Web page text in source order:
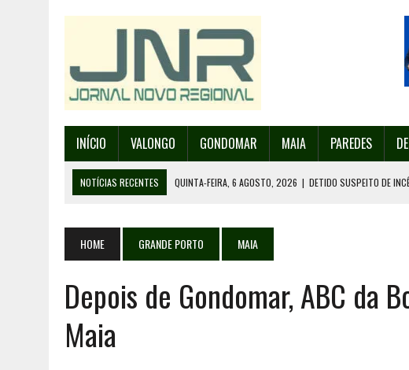
INÍCIO VALONGO GONDOMAR MAIA PAREDES
NOTÍCIAS RECENTES QUINTA-FEIRA, 6 AGOSTO, 2026 | DETIDO SUSPEITO DE
QUINTA-FEIRA, 6 AGOSTO, 2026 | INCÊNDIOS – FAFE: PJ DETÉM SUSPEITA DE ATEAR
SEXTA-FEIRA, 7 AGOSTO, 2026
FESTAS DA CIDADE DE VALONGO E 13º ENCONTRO
HOME GRANDE PORTO MAIA
Depois de Gondomar, ABC da
Maia